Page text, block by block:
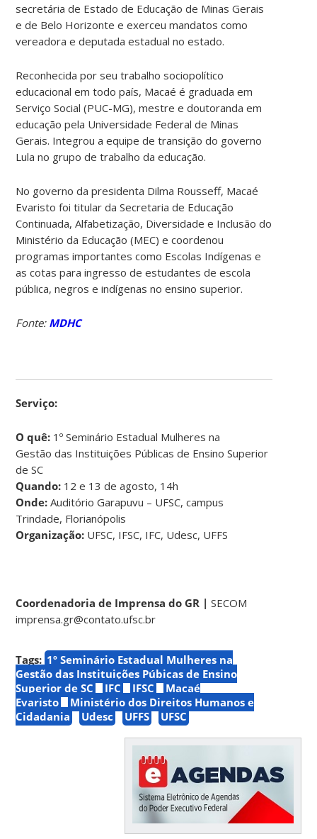
secretária de Estado de Educação de Minas Gerais
e de Belo Horizonte e exerceu mandatos como
vereadora e deputada estadual no estado.
Reconhecida por seu trabalho sociopolítico
educacional em todo país, Macaé é graduada em
Serviço Social (PUC-MG), mestre e doutoranda em
educação pela Universidade Federal de Minas
Gerais. Integrou a equipe de transição do governo
Lula no grupo de trabalho da educação.
No governo da presidenta Dilma Rousseff, Macaé
Evaristo foi titular da Secretaria de Educação
Continuada, Alfabetização, Diversidade e Inclusão do
Ministério da Educação (MEC) e coordenou
programas importantes como Escolas Indígenas e
as cotas para ingresso de estudantes de escola
pública, negros e indígenas no ensino superior.
Fonte: MDHC
Serviço:
O quê: 1º Seminário Estadual Mulheres na
Gestão das Instituições Públicas de Ensino Superior
de SC
Quando: 12 e 13 de agosto, 14h
Onde: Auditório Garapuvu – UFSC, campus
Trindade, Florianópolis
Organização: UFSC, IFSC, IFC, Udesc, UFFS
Coordenadoria de Imprensa do GR |SECOM
imprensa.gr@contato.ufsc.br
Tags: 1º Seminário Estadual Mulheres na
Gestão das Instituições Púbicas de Ensino
Superior de SC
IFC IFSC
Macaé
Evaristo
Ministério dos Direitos Humanos e
Cidadania
Udesc UFFS UFSC